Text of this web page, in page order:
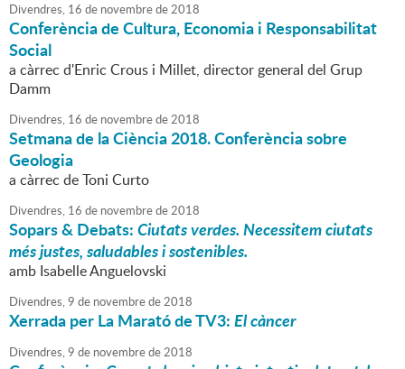
Divendres, 16 de novembrede2018
Conferència de Cultura, Economia i Responsabilitat
Social
a càrrec d'Enric Crous i Millet, director general del Grup
Damm
Divendres, 16 de novembrede2018
Setmana de la Ciència 2018. Conferència sobre
Geologia
a càrrec de Toni Curto
Divendres, 16 de novembrede2018
Sopars & Debats:Ciutats verdes. Necessitem ciutats
més justes, saludables i sostenibles.
amb Isabelle Anguelovski
Divendres,9 de novembrede2018
Xerrada per La Marató de TV3:El càncer
Divendres,9 de novembrede2018